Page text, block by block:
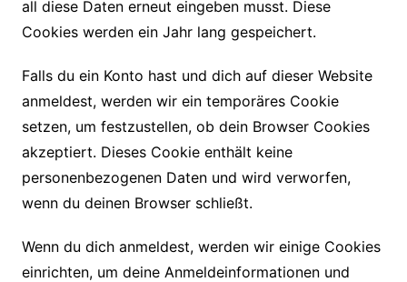
all diese Daten erneut eingeben musst. Diese
Cookies werden ein Jahr lang gespeichert.
Falls du ein Konto hast und dich auf dieser Website
anmeldest, werden wir ein temporäres Cookie
setzen, um festzustellen, ob dein Browser Cookies
akzeptiert. Dieses Cookie enthält keine
personenbezogenen Daten und wird verworfen,
wenn du deinen Browser schließt.
Wenn du dich anmeldest, werden wir einige Cookies
einrichten, um deine Anmeldeinformationen und